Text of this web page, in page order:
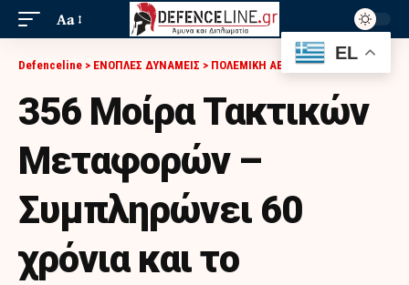
Aa
Defenceline > ΕΝΟΠΛΕΣ ΔΥΝΑΜΕΙΣ > ΠΟΛΕΜΙΚΗ ΑΕΡΟΠΟΡΙΑ
356 Μοίρα Τακτικών
Μεταφορών –
Συμπληρώνει 60
χρόνια και το
EL